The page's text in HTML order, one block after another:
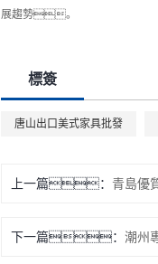
展趨勢。
標簽
唐山出口美式家具批發
上一篇： 青島優
下一篇： 潮州